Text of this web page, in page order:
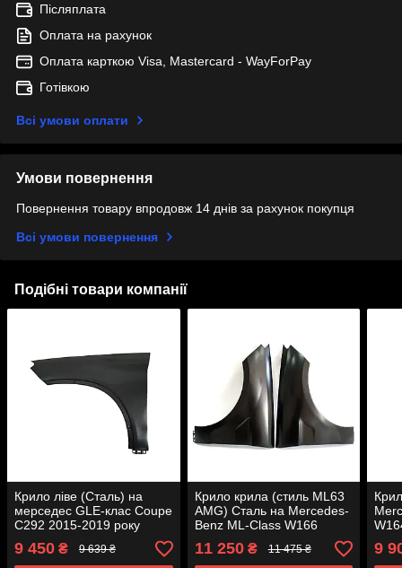
Післяплата
Оплата на рахунок
Оплата карткою Visa, Mastercard - WayForPay
Готівкою
Всі умови оплати
Умови повернення
Повернення товару впродовж 14 днів за рахунок покупця
Всі умови повернення
Подібні товари компанії
Крило ліве (Сталь) на
мерседес GLE-клас Coupe
C292 2015-2019 року
9 450 ₴ 9 639 ₴
Крило крила (стиль ML63
AMG) Сталь на Mercedes-
Benz ML-Class W166
2011-2015 року
11 250₴ 11 475 ₴ 9